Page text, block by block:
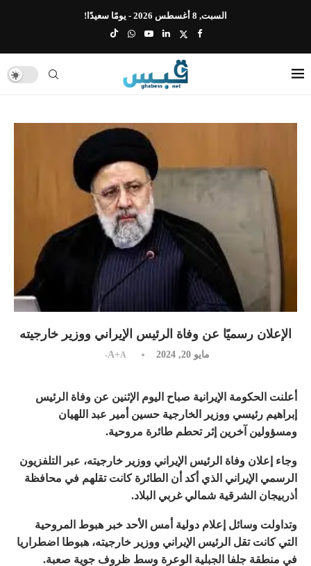
السبت, 8 أغسطس 2026 - يومًا سعيدًا!
الإعلان رسميًا عن وفاة الرئيس الإيراني ووزير خارجيته
مايو 20, 2024 A+A-
أعلنت الحكومة الإيرانية صباح اليوم الإثنين عن وفاة الرئيس
إبراهيم رئيسي ووزير الخارجية حسين أمير عبد اللهيان
ومسؤولين آخرين إثر تحطم طائرة مروحية.
وجاء إعلان وفاة الرئيس الإيراني ووزير خارجيته، عبر التلفزيون
الرسمي الإيراني الذي أكد أن الطائرة كانت تقلهم في محافظة
أذربيجان الشرقية شمالي غربي البلاد.
وتداولت وسائل إعلام دولية أمس الأحد خبر هبوط المروحية
التي كانت تقل الرئيس الإيراني ووزير خارجيته، هبوطا اضطراريا
في منطقة جلفا الجبلية الوعرة وسط ظروف جوية صعبة.